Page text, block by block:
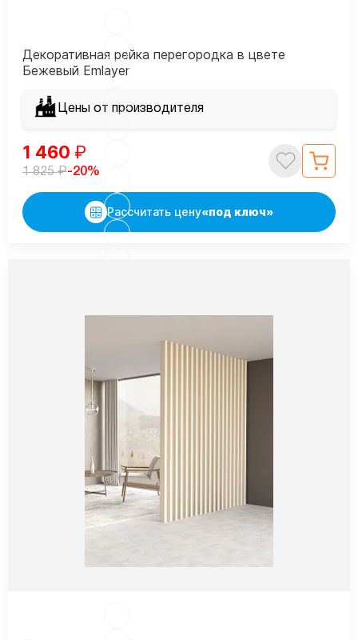
Декоративная рейка перегородка в цвете
Бежевый Emlayer
Цены от производителя
1 460 ₽
1 825₽-20%
Рассчитать цену«под ключ»